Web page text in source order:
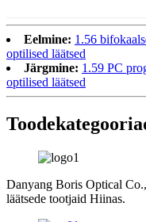
Eelmine: 1.56
optilised läätsed
Järgmine: 1.59 PC
optilised läätsed
Toode
Danyang Boris Optical
läätsede tootjaid Hiinas.